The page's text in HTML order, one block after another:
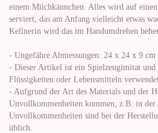
einem Milchkännchen. Alles wird auf
serviert, das am Anfang vielleicht etwas
Kellnerin wird das im Handumdrehen
- Ungefähre Abmessungen: 24 x 24 x 9 cm
- Dieser Artikel ist ein Spielzeugimitat
Flüssigkeiten oder Lebensmitteln
- Aufgrund der Art des Materials und der
Unvollkommenheiten kommen, z.B. in der
Unvollkommenheiten sind bei der
üblich.